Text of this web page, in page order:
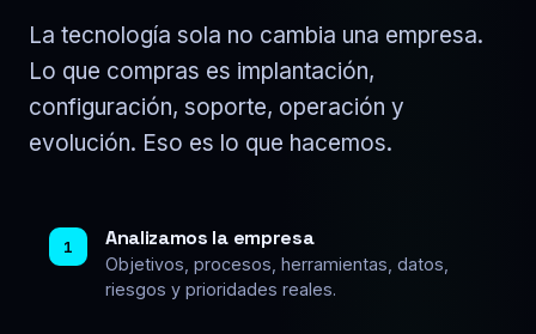
La tecnología sola no cambia una empresa.
Lo que compras es implantación,
configuración, soporte, operación y
evolución. Eso es lo que hacemos.
1 Analizamos la empresa
Objetivos, procesos, herramientas, datos,
riesgos y prioridades reales.